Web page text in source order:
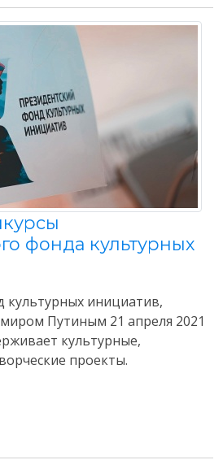
фонда культурных
культурных инициатив,
Путиным 21 апреля 2021
культурные,
проекты.